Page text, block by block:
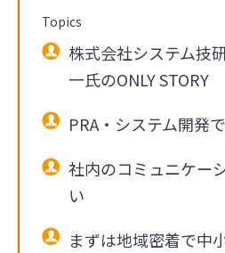
Topics
株式会社システム
一氏のONLY STORY
PRA・システム開発
社内のコミュニケー
い
まずは地域密着で中